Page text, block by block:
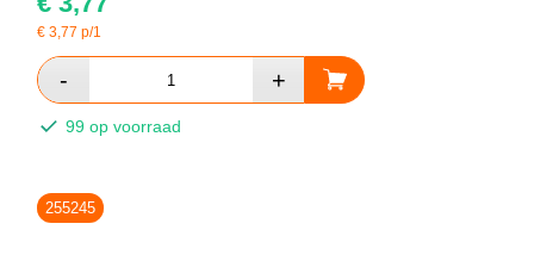
€3,77 p/1
99 op voorraad
255245